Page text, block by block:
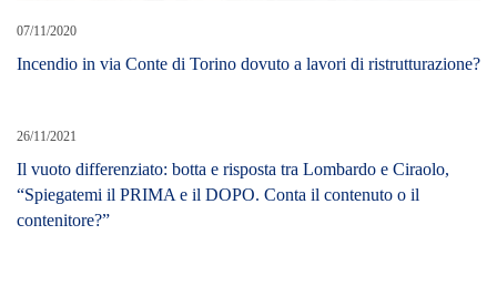
07/11/2020
Incendio in via Conte di Torino dovuto a lavori di ristrutturazione?
26/11/2021
Il vuoto differenziato: botta e risposta tra Lombardo e Ciraolo,
“Spiegatemi il PRIMA e il DOPO. Conta il contenuto o il
contenitore?”